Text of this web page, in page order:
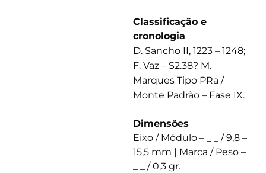
Classificação e
cronologia
D. Sancho II, 1223 – 1248;
F. Vaz – S2.38? M.
Marques Tipo PRa /
Monte Padrão – Fase IX.
Dimensões
Eixo / Módulo – _ _ / 9,8 –
15,5 mm | Marca / Peso –
_ _ / 0,3 gr.